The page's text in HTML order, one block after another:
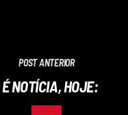
POST ANTERIOR
É NOTÍCIA, HOJE: